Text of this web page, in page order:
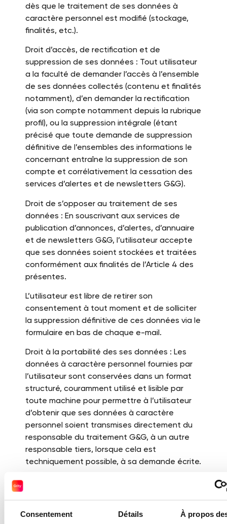
Consentement Détails À propos
dès que le traitement de ses données à
caractère personnel est modifié (stockage,
finalités, etc.).
Droit d’accès, de rectification et de
suppression de ses données : Tout utilisateur
a la faculté de demander l’accès à l’ensemble
de ses données collectés (contenu et finalités
notamment), d’en demander la rectification
(via son compte notamment depuis la rubrique
profil), ou la suppression intégrale (étant
précisé que toute demande de suppression
définitive de l’ensembles des informations le
concernant entraîne la suppression de son
compte et corrélativement la cessation des
services d’alertes et de newsletters G&G).
Droit de s’opposer au traitement de ses
données : En souscrivant aux services de
publication d’annonces, d’alertes, d’annuaire
et de newsletters G&G, l’utilisateur accepte
que ses données soient stockées et traitées
conformément aux finalités de l’Article 4 des
présentes.
L’utilisateur est libre de retirer son
consentement à tout moment et de solliciter
la suppression définitive de ces données via le
formulaire en bas de chaque e-mail.
Droit à la portabilité des ses données : Les
données à caractère personnel fournies par
l’utilisateur sont conservées dans un format
structuré, couramment utilisé et lisible par
toute machine pour permettre à l’utilisateur
d’obtenir que ses données à caractère
personnel soient transmises directement du
responsable du traitement G&G, à un autre
responsable tiers, lorsque cela est
techniquement possible, à sa demande écrite.
par l’utilisateur, jusqu’à la suppression de son